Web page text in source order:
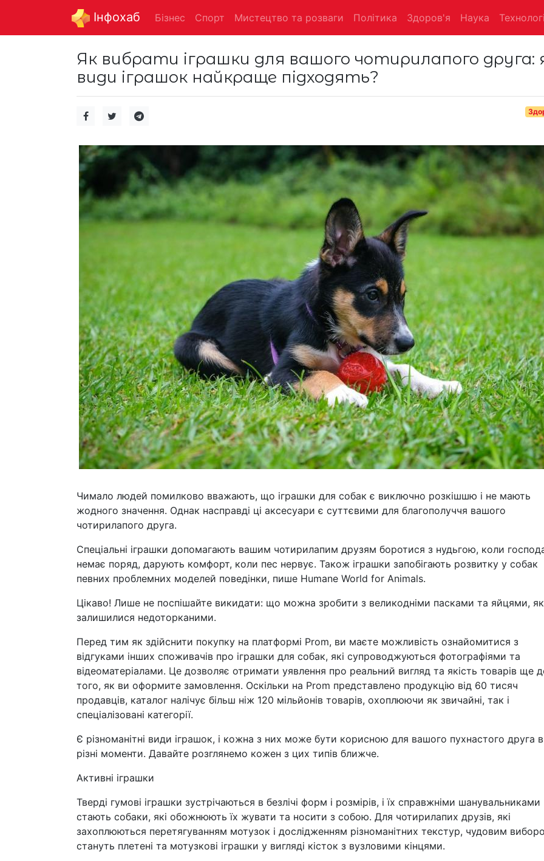
Інфохаб Бізнес Спорт Мистецтво та розваги Політика Здоров'я Наука
Як вибрати іграшки для вашого чотирилапого друга:
види іграшок найкраще підходять?
Чимало людей помилково вважають, що іграшки для собак є виключно розкішшю і не мають
жодного значення. Однак насправді ці аксесуари є суттєвими для благополуччя вашого
чотирилапого друга.
Спеціальні іграшки допомагають вашим чотирилапим друзям боротися з нудьгою, коли
немає поряд, дарують комфорт, коли пес нервує. Також іграшки запобігають розвитку у собак
певних проблемних моделей поведінки, пише Humane World for Animals.
Цікаво! Лише не поспішайте викидати: що можна зробити з великодніми пасками та яйцями,
залишилися недоторканими.
Перед тим як здійснити покупку на платформі Prom, ви маєте можливість ознайомитися з
відгуками інших споживачів про іграшки для собак, які супроводжуються фотографіями та
відеоматеріалами. Це дозволяє отримати уявлення про реальний вигляд та якість товарів ще
того, як ви оформите замовлення. Оскільки на Prom представлено продукцію від 60 тисяч
продавців, каталог налічує більш ніж 120 мільйонів товарів, охоплюючи як звичайні, так і
спеціалізовані категорії.
Є різноманітні види іграшок, і кожна з них може бути корисною для вашого пухнастого друга в
різні моменти. Давайте розглянемо кожен з цих типів ближче.
Активні іграшки
Тверді гумові іграшки зустрічаються в безлічі форм і розмірів, і їх справжніми шанувальниками
стають собаки, які обожнюють їх жувати та носити з собою. Для чотирилапих друзів, які
захоплюються перетягуванням мотузок і дослідженням різноманітних текстур, чудовим
стануть плетені та мотузкові іграшки у вигляді кісток з вузловими кінцями.